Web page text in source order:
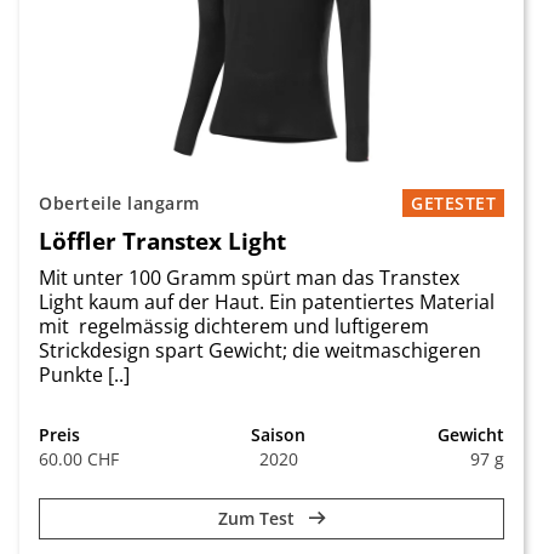
Oberteile langarm GETESTET
Löffler Transtex Light
Mit unter 100 Gramm spürt man das Transtex
Light kaum auf der Haut. Ein patentiertes Material
mit regelmässig dichterem und luftigerem
Strickdesign spart Gewicht; die weitmaschigeren
Punkte [..]
Preis
60.00 CHF
Saison
2020
Gewicht
97 g
Zum Test